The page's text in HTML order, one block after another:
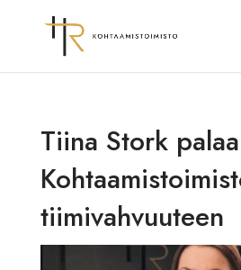
Tiina Stork palaa
tiimivahvuuteen